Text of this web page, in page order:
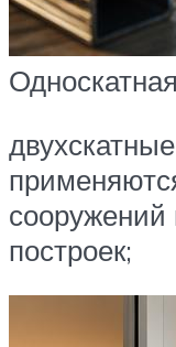
построек;